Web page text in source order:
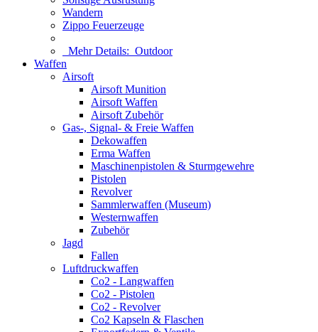
Wandern
Zippo Feuerzeuge
Mehr Details: Outdoor
Waffen
Airsoft
Airsoft Munition
Airsoft Waffen
Airsoft Zubehör
Gas-, Signal- & Freie Waffen
Dekowaffen
Erma Waffen
Maschinenpistolen & Sturmgewehre
Pistolen
Revolver
Sammlerwaffen (Museum)
Westernwaffen
Zubehör
Jagd
Fallen
Luftdruckwaffen
Co2 - Langwaffen
Co2 - Pistolen
Co2 - Revolver
Co2 Kapseln & Flaschen